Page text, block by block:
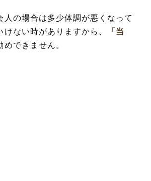
人の場合は多少体調が悪くなって
けない時がありますから、
「当
めできません。